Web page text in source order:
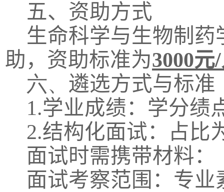
五、资助方式
生命科学与生物制
助，资助标准为3000元/
六、 遴选方式与标准
1.学业成绩：学分绩
2.结构化面试：占比
面试时需携带材料：
面试考察范围：专